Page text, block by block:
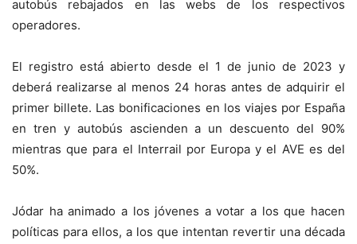
autobús rebajados en las webs de los respectivos
operadores.
El registro está abierto desde el 1 de junio de 2023 y
deberá realizarse al menos 24 horas antes de adquirir el
primer billete. Las bonificaciones en los viajes por España
en tren y autobús ascienden a un descuento del 90%
mientras que para el Interrail por Europa y el AVE es del
50%.
Jódar ha animado a los jóvenes a votar a los que hacen
políticas para ellos, a los que intentan revertir una década